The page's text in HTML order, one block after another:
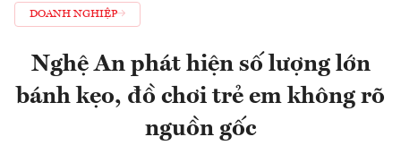
DOANH NGHIỆP
Nghệ An phát hiện số lượng lớn
bánh kẹo, đồ chơi trẻ em không rõ
nguồn gốc